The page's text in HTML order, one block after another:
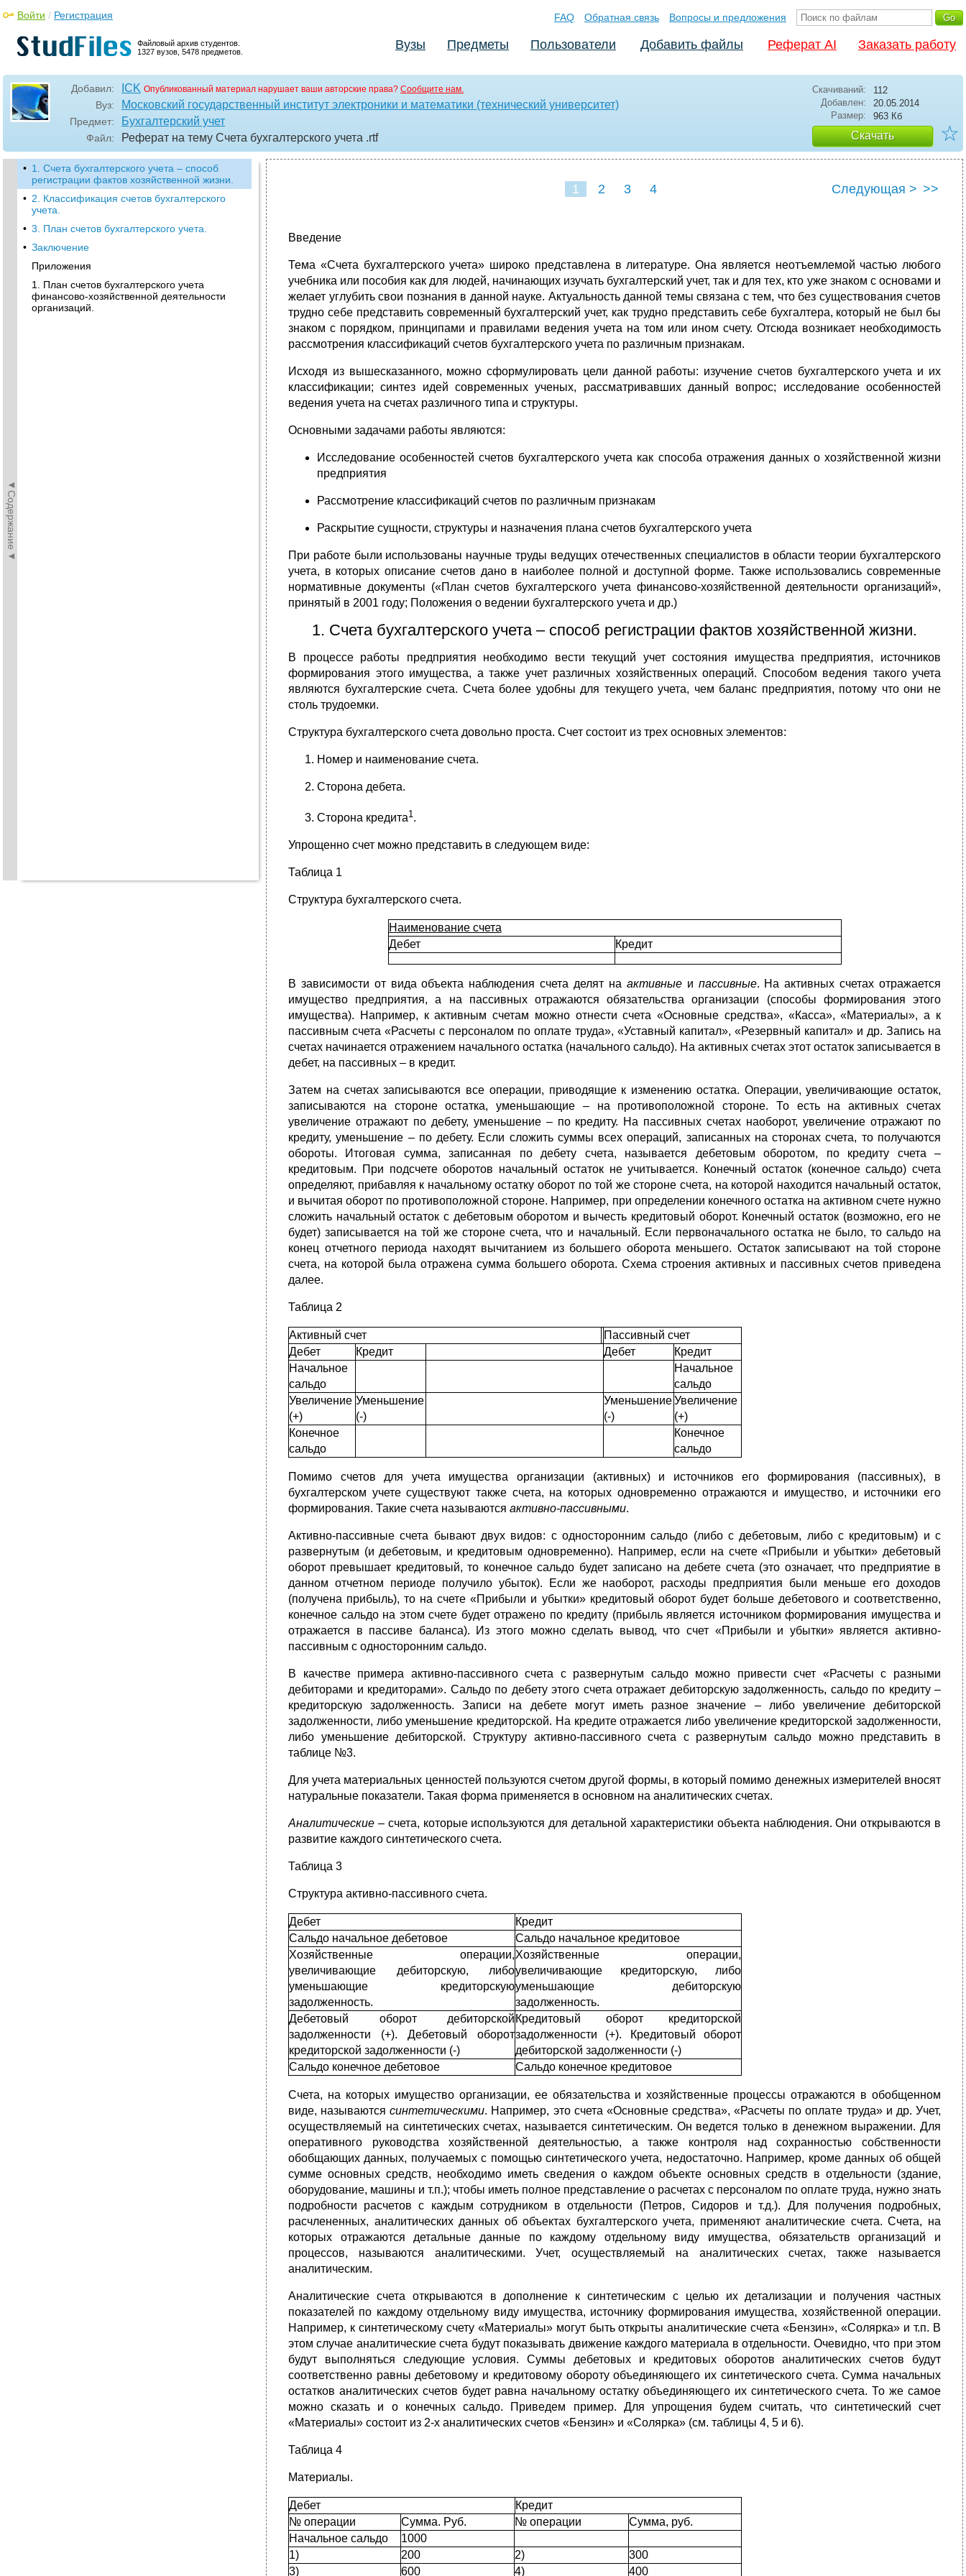
Файловый архив студентов.
1327 вузов, 5478 предметов.
Войти / Регистрация FAQ Обратная связь Вопросы и предложения
Вузы Предметы Пользователи Добавить файлы Реферат AI Заказать работу
Добавил: ICK Опубликованный материал нарушает ваши авторские права? Сообщите нам.
Вуз: Московский государственный институт электроники и математики (технический университет)
Предмет: Бухгалтерский учет
Файл: Реферат на тему Счета бухгалтерского учета .rtf
Скачиваний:
112
Добавлен:
20.05.2014
Размер:
963 Кб
Скачать ☆
◄Содержание◄
• 1. Счета бухгалтерского учета – способ
регистрации фактов хозяйственной жизни.
• 2. Классификация счетов бухгалтерского
учета.
• 3. План счетов бухгалтерского учета.
• Заключение
Приложения
1. План счетов бухгалтерского учета
финансово-хозяйственной деятельности
организаций.
1 2 3 4 Следующая > >>
Введение
Тема «Счета бухгалтерского учета» широко представлена в литературе. Она является неотъемлемой частью любого
учебника или пособия как для людей, начинающих изучать бухгалтерский учет, так и для тех, кто уже знаком с основами и
желает углубить свои познания в данной науке. Актуальность данной темы связана с тем, что без существования счетов
трудно себе представить современный бухгалтерский учет, как трудно представить себе бухгалтера, который не был бы
знаком с порядком, принципами и правилами ведения учета на том или ином счету. Отсюда возникает необходимость
рассмотрения классификаций счетов бухгалтерского учета по различным признакам.
Исходя из вышесказанного, можно сформулировать цели данной работы: изучение счетов бухгалтерского учета и их
классификации; синтез идей современных ученых, рассматривавших данный вопрос; исследование особенностей
ведения учета на счетах различного типа и структуры.
Основными задачами работы являются:
Исследование особенностей счетов бухгалтерского учета как способа отражения данных о хозяйственной жизни
предприятия
Рассмотрение классификаций счетов по различным признакам
Раскрытие сущности, структуры и назначения плана счетов бухгалтерского учета
При работе были использованы научные труды ведущих отечественных специалистов в области теории бухгалтерского
учета, в которых описание счетов дано в наиболее полной и доступной форме. Также использовались современные
нормативные документы («План счетов бухгалтерского учета финансово-хозяйственной деятельности организаций»,
принятый в 2001 году; Положения о ведении бухгалтерского учета и др.)
1. Счета бухгалтерского учета – способ регистрации фактов хозяйственной жизни.
В процессе работы предприятия необходимо вести текущий учет состояния имущества предприятия, источников
формирования этого имущества, а также учет различных хозяйственных операций. Способом ведения такого учета
являются бухгалтерские счета. Счета более удобны для текущего учета, чем баланс предприятия, потому что они не
столь трудоемки.
Структура бухгалтерского счета довольно проста. Счет состоит из трех основных элементов:
Номер и наименование счета.
Сторона дебета.
Сторона кредита1.
Упрощенно счет можно представить в следующем виде:
Таблица 1
Структура бухгалтерского счета.
Наименование счета
Дебет
Кредит
В зависимости от вида объекта наблюдения счета делят на активныеи пассивные. На активных счетах отражается
имущество предприятия, а на пассивных отражаются обязательства организации (способы формирования этого
имущества). Например, к активным счетам можно отнести счета «Основные средства», «Касса», «Материалы», а к
пассивным счета «Расчеты с персоналом по оплате труда», «Уставный капитал», «Резервный капитал» и др. Запись на
счетах начинается отражением начального остатка (начального сальдо). На активных счетах этот остаток записывается в
дебет, на пассивных – в кредит.
Затем на счетах записываются все операции, приводящие к изменению остатка. Операции, увеличивающие остаток,
записываются на стороне остатка, уменьшающие – на противоположной стороне. То есть на активных счетах
увеличение отражают по дебету, уменьшение – по кредиту. На пассивных счетах наоборот, увеличение отражают по
кредиту, уменьшение – по дебету. Если сложить суммы всех операций, записанных на сторонах счета, то получаются
обороты. Итоговая сумма, записанная по дебету счета, называется дебетовым оборотом, по кредиту счета –
кредитовым. При подсчете оборотов начальный остаток не учитывается. Конечный остаток (конечное сальдо) счета
определяют, прибавляя к начальному остатку оборот по той же стороне счета, на которой находится начальный остаток,
и вычитая оборот по противоположной стороне. Например, при определении конечного остатка на активном счете нужно
сложить начальный остаток с дебетовым оборотом и вычесть кредитовый оборот. Конечный остаток (возможно, его не
будет) записывается на той же стороне счета, что и начальный. Если первоначального остатка не было, то сальдо на
конец отчетного периода находят вычитанием из большего оборота меньшего. Остаток записывают на той стороне
счета, на которой была отражена сумма большего оборота. Схема строения активных и пассивных счетов приведена
далее.
Таблица 2
Активный счет
Пассивный счет
Дебет
Кредит Дебет
Кредит
Начальное
сальдо
Начальное
сальдо
Увеличение
(+)
Уменьшение
(-)
Уменьшение
(-)
Увеличение
(+)
Конечное
сальдо
Конечное
сальдо
Помимо счетов для учета имущества организации (активных) и источников его формирования (пассивных), в
бухгалтерском учете существуют также счета, на которых одновременно отражаются и имущество, и источники его
формирования. Такие счета называются активно-пассивными.
Активно-пассивные счета бывают двух видов: с односторонним сальдо (либо с дебетовым, либо с кредитовым) и с
развернутым (и дебетовым, и кредитовым одновременно). Например, если на счете «Прибыли и убытки» дебетовый
оборот превышает кредитовый, то конечное сальдо будет записано на дебете счета (это означает, что предприятие в
данном отчетном периоде получило убыток). Если же наоборот, расходы предприятия были меньше его доходов
(получена прибыль), то на счете «Прибыли и убытки» кредитовый оборот будет больше дебетового и соответственно,
конечное сальдо на этом счете будет отражено по кредиту (прибыль является источником формирования имущества и
отражается в пассиве баланса). Из этого можно сделать вывод, что счет «Прибыли и убытки» является активно-
пассивным с односторонним сальдо.
В качестве примера активно-пассивного счета с развернутым сальдо можно привести счет «Расчеты с разными
дебиторами и кредиторами». Сальдо по дебету этого счета отражает дебиторскую задолженность, сальдо по кредиту –
кредиторскую задолженность. Записи на дебете могут иметь разное значение – либо увеличение дебиторской
задолженности, либо уменьшение кредиторской. На кредите отражается либо увеличение кредиторской задолженности,
либо уменьшение дебиторской. Структуру активно-пассивного счета с развернутым сальдо можно представить в
таблице №3.
Для учета материальных ценностей пользуются счетом другой формы, в который помимо денежных измерителей вносят
натуральные показатели. Такая форма применяется в основном на аналитических счетах.
Аналитические – счета, которые используются для детальной характеристики объекта наблюдения. Они открываются в
развитие каждого синтетического счета.
Таблица 3
Структура активно-пассивного счета.
Дебет
Кредит
Сальдо начальное дебетовое
Сальдо начальное кредитовое
Хозяйственные операции,
увеличивающие дебиторскую, либо
уменьшающие кредиторскую
задолженность.
Хозяйственные операции,
увеличивающие кредиторскую, либо
уменьшающие дебиторскую
задолженность.
Дебетовый оборот дебиторской
задолженности (+). Дебетовый оборот
кредиторской задолженности (-)
Кредитовый оборот кредиторской
задолженности (+). Кредитовый оборот
дебиторской задолженности (-)
Сальдо конечное дебетовое
Сальдо конечное кредитовое
Счета, на которых имущество организации, ее обязательства и хозяйственные процессы отражаются в обобщенном
виде, называютсясинтетическими. Например, это счета «Основные средства», «Расчеты по оплате труда» и др. Учет,
осуществляемый на синтетических счетах, называется синтетическим. Он ведется только в денежном выражении. Для
оперативного руководства хозяйственной деятельностью, а также контроля над сохранностью собственности
обобщающих данных, получаемых с помощью синтетического учета, недостаточно. Например, кроме данных об общей
сумме основных средств, необходимо иметь сведения о каждом объекте основных средств в отдельности (здание,
оборудование, машины и т.п.); чтобы иметь полное представление о расчетах с персоналом по оплате труда, нужно знать
подробности расчетов с каждым сотрудником в отдельности (Петров, Сидоров и т.д.). Для получения подробных,
расчлененных, аналитических данных об объектах бухгалтерского учета, применяют аналитические счета. Счета, на
которых отражаются детальные данные по каждому отдельному виду имущества, обязательств организаций и
процессов, называются аналитическими. Учет, осуществляемый на аналитических счетах, также называется
аналитическим.
Аналитические счета открываются в дополнение к синтетическим с целью их детализации и получения частных
показателей по каждому отдельному виду имущества, источнику формирования имущества, хозяйственной операции.
Например, к синтетическому счету «Материалы» могут быть открыты аналитические счета «Бензин», «Солярка» и т.п. В
этом случае аналитические счета будут показывать движение каждого материала в отдельности. Очевидно, что при этом
будут выполняться следующие условия. Суммы дебетовых и кредитовых оборотов аналитических счетов будут
соответственно равны дебетовому и кредитовому обороту объединяющего их синтетического счета. Сумма начальных
остатков аналитических счетов будет равна начальному остатку объединяющего их синтетического счета. То же самое
можно сказать и о конечных сальдо. Приведем пример. Для упрощения будем считать, что синтетический счет
«Материалы» состоит из 2-х аналитических счетов «Бензин» и «Солярка» (см. таблицы 4, 5 и 6).
Таблица 4
Материалы.
Дебет
Кредит
№ операции
Сумма. Руб. № операции
Сумма, руб.
Начальное сальдо
1000
1)
200 2)
300
3)
600 4) 400